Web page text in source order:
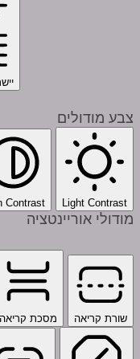
צבע מודולים
Light Contrast
Contrast
מודולי אוריינטציה
שורת קריאה מסכת קריאה